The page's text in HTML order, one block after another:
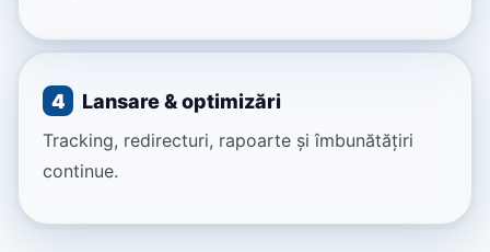
4 Lansare & optimizări
Tracking, redirecturi, rapoarte și îmbunătățiri
continue.